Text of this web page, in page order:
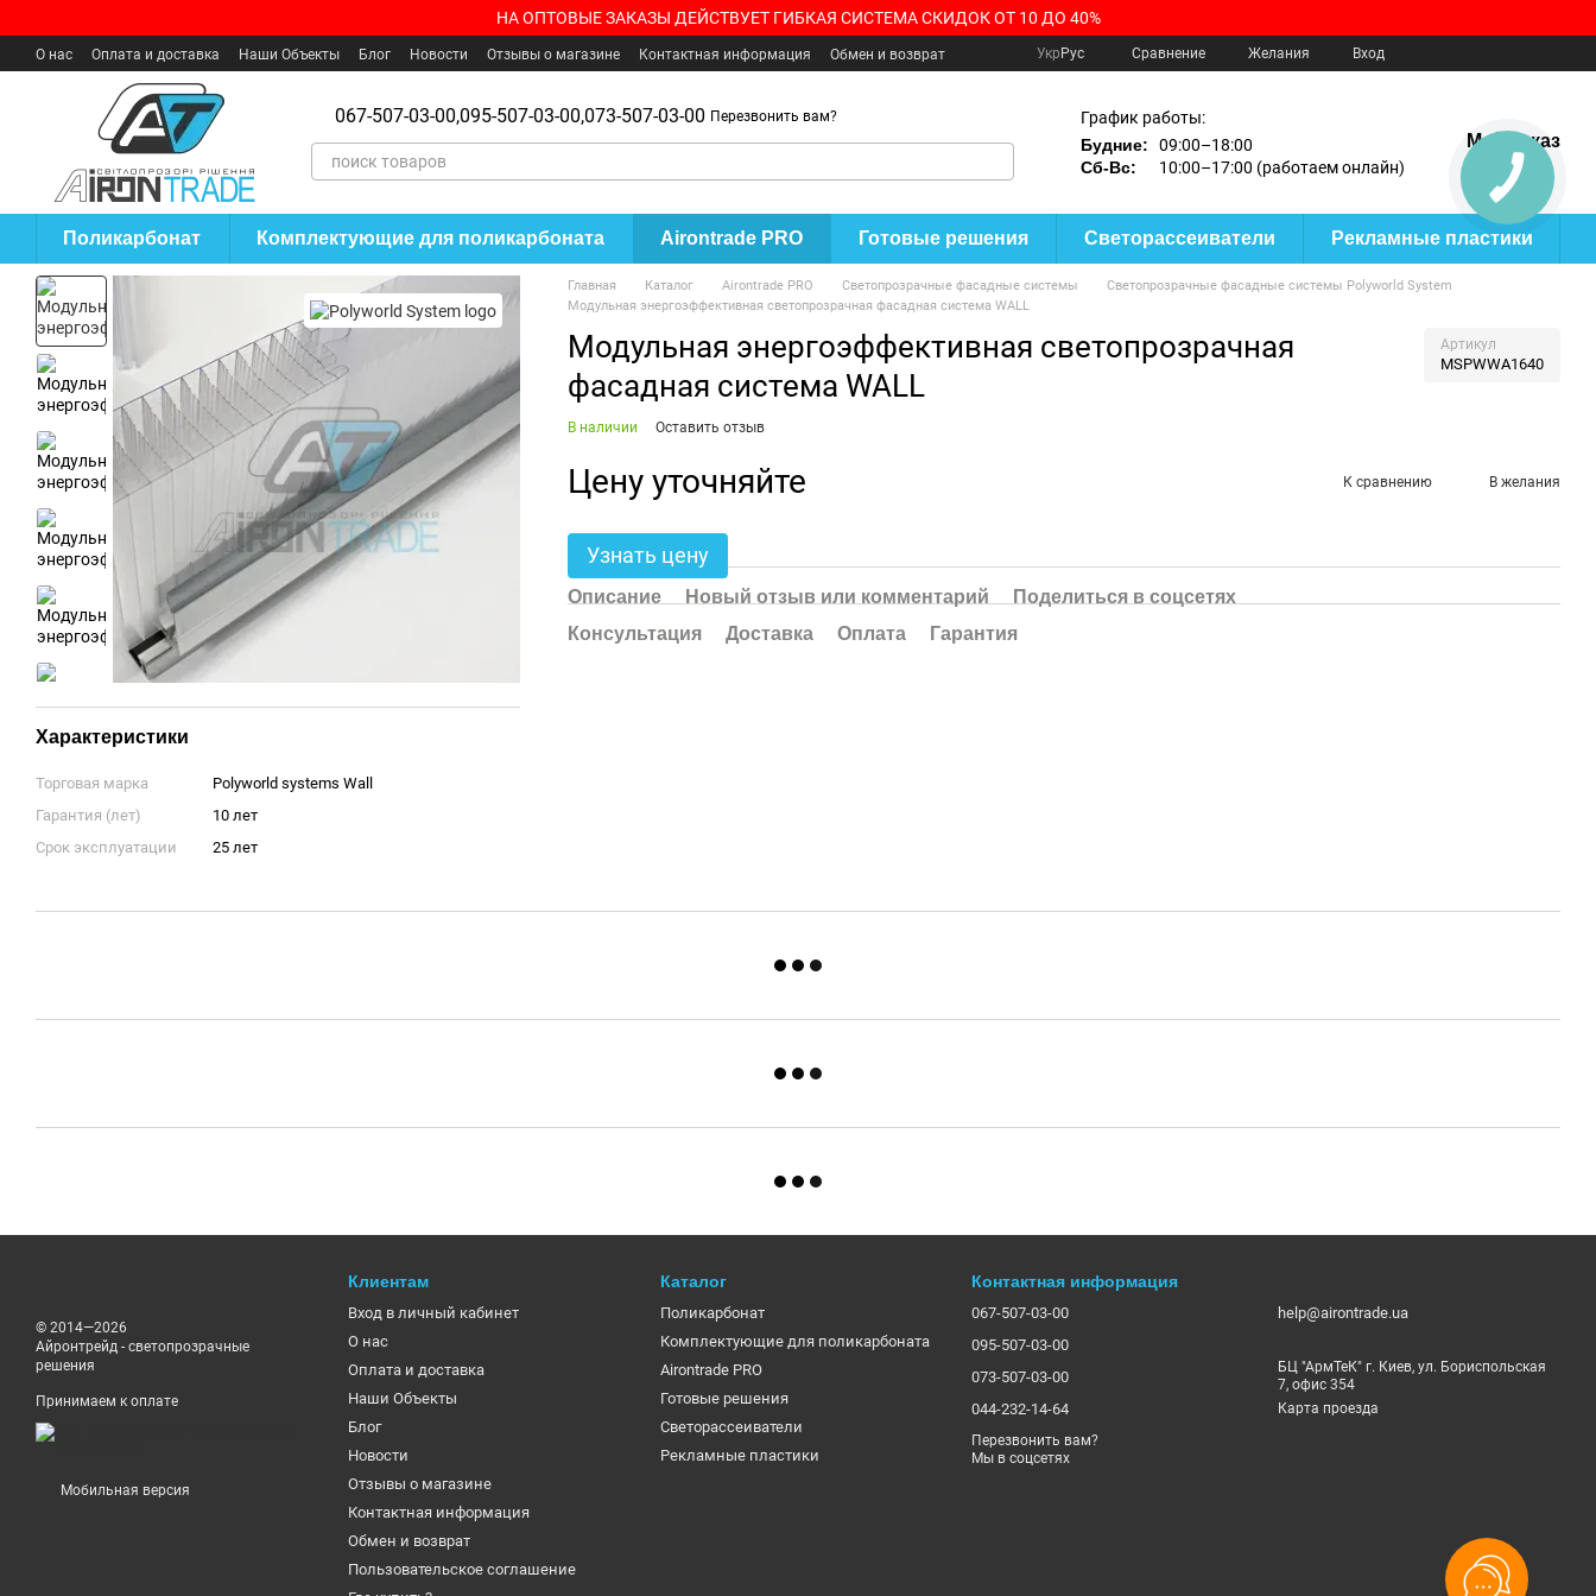
НА ОПТОВЫЕ ЗАКАЗЫ ДЕЙСТВУЕТ ГИБКАЯ СИСТЕМА СКИДОК ОТ 10 ДО 40%
О нас Оплата и доставка Наши Объекты Блог Новости Отзывы о магазине Контактная информация
Обмен и возврат
Укр Рус Сравнение Желания Вход
067-507-03-00,095-507-03-00,073-507-03-00 Перезвонить вам?
График работы:
Будние:
09:00–18:00
Сб-Вс:
10:00–17:00 (работаем онлайн)
Мой заказ
Поликарбонат Комплектующие для поликарбоната Airontrade PRO Готовые решения Светорассеиватели Рекламные пластики
Характеристики
Торговая марка
Polyworld systems Wall
Гарантия (лет)
10 лет
Срок эксплуатации
25 лет
Главная Каталог Airontrade PRO Светопрозрачные фасадные системы
Светопрозрачные фасадные системы Polyworld System
Модульная энергоэффективная светопрозрачная фасадная система WALL
Модульная энергоэффективная светопрозрачная
фасадная система WALL
Артикул
MSPWWA1640
В наличии Оставить отзыв
Цену уточняйте К сравнению В желания
Узнать цену
Описание Новый отзыв или комментарий
Поделиться в соцсетях
Консультация
Доставка Оплата Гарантия
© 2014—2026
Айронтрейд - светопрозрачные
решения
Принимаем к оплате
Мобильная версия
Клиентам
Вход в личный кабинет
О нас
Оплата и доставка
Наши Объекты
Блог
Новости
Отзывы о магазине
Контактная информация
Обмен и возврат
Пользовательское соглашение
Каталог
Поликарбонат
Комплектующие для поликарбоната
Airontrade PRO
Готовые решения
Светорассеиватели
Рекламные пластики
Контактная информация
067-507-03-00
095-507-03-00
073-507-03-00
044-232-14-64
Перезвонить вам?
help@airontrade.ua
БЦ "АрмТеК" г. Киев, ул. Бориспольская
7, офис 354
Карта проезда
Мы в соцсетях